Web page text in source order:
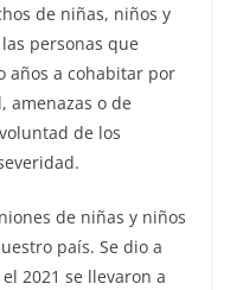
de niñas, niños y
personas que
años a cohabitar por
amenazas o de
de los
de niñas y niños
país. Se dio a
2021 se llevaron a